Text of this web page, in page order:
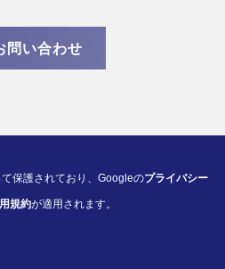
問い合わせ
保護されており、Googleのプライバシー
規約が適用されます。